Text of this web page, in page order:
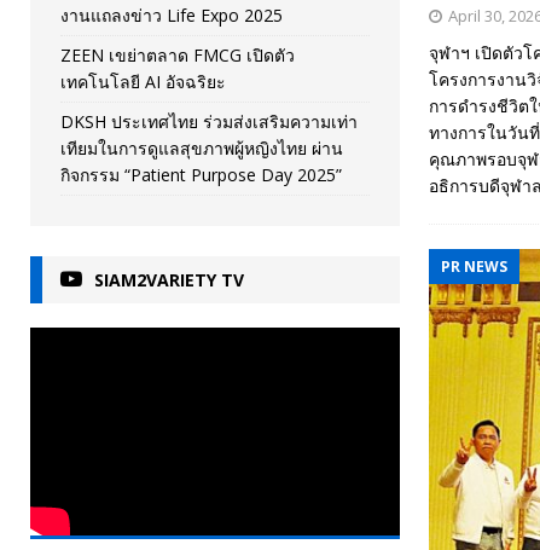
April 30,
จุฬาฯ เปิดตัว
โครงการงาน
การดำรงชีวิต
ทางการในวัน
คุณภาพรอบจุฬ
อธิการบดีจุฬา
PR NEWS
งานแถลงข่าว Life Expo 2025
ZEEN เขย่าตลาด FMCG เปิดตัว
เทคโนโลยี AI อัจฉริยะ
DKSH ประเทศไทย ร่วมส่งเสริมความเท่า
เทียมในการดูแลสุขภาพผู้หญิงไทย ผ่าน
กิจกรรม “Patient Purpose Day 2025”
SIAM2VARIETY TV